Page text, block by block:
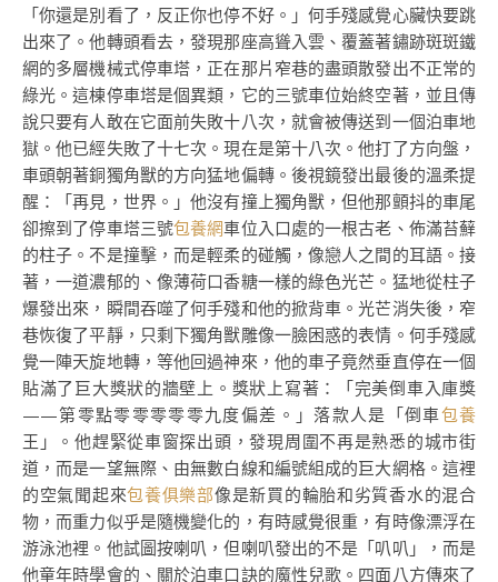
「你還是別看了，反正你也停不好。」何手殘感覺心臟快要跳
出來了。他轉頭看去，發現那座高聳入雲、覆蓋著鏽跡斑斑鐵
網的多層機械式停車塔，正在那片窄巷的盡頭散發出不正常的
綠光。這棟停車塔是個異類，它的三號車位始終空著，並且傳
說只要有人敢在它面前失敗十八次，就會被傳送到一個泊車地
獄。他已經失敗了十七次。現在是第十八次。他打了方向盤，
車頭朝著銅獨角獸的方向猛地偏轉。後視鏡發出最後的溫柔提
醒：「再見，世界。」他沒有撞上獨角獸，但他那顫抖的車尾
卻擦到了停車塔三號包養網車位入口處的一根古老、佈滿苔蘚
的柱子。不是撞擊，而是輕柔的碰觸，像戀人之間的耳語。接
著，一道濃郁的、像薄荷口香糖一樣的綠色光芒。猛地從柱子
爆發出來，瞬間吞噬了何手殘和他的掀背車。光芒消失後，窄
巷恢復了平靜，只剩下獨角獸雕像一臉困惑的表情。何手殘感
覺一陣天旋地轉，等他回過神來，他的車子竟然垂直停在一個
貼滿了巨大獎狀的牆壁上。獎狀上寫著：「完美倒車入庫獎
——第零點零零零零零九度偏差。」落款人是「倒車包養
王」。他趕緊從車窗探出頭，發現周圍不再是熟悉的城市街
道，而是一望無際、由無數白線和編號組成的巨大網格。這裡
的空氣聞起來包養俱樂部像是新買的輪胎和劣質香水的混合
物，而重力似乎是隨機變化的，有時感覺很重，有時像漂浮在
游泳池裡。他試圖按喇叭，但喇叭發出的不是「叭叭」，而是
他童年時學會的、關於泊車口訣的魔性兒歌。四面八方傳來了